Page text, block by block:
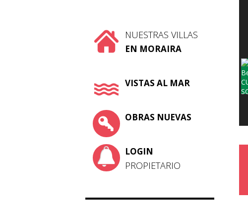
NUESTRAS VILLAS
EN MORAIRA
VISTAS AL MAR
OBRAS NUEVAS
LOGIN
PROPIETARIO